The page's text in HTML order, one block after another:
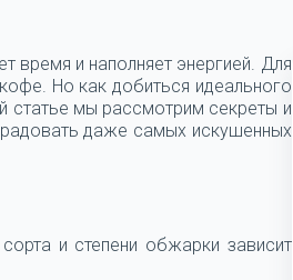
время и наполняет энергией. Для
Но как добиться идеального
статье мы рассмотрим секреты и
даже самых искушенных
и степени обжарки зависит